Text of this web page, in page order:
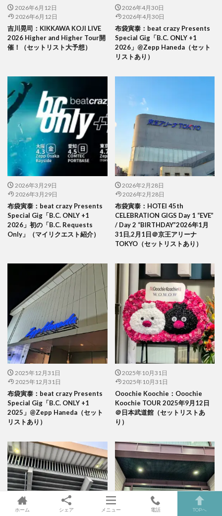
2026年6月12日
2026年6月12日
吉川晃司：KIKKAWA KOJI LIVE
2026 Higher and Higher Tour開
催！（セットリスト大予想）
2026年4月30日
2026年4月30日
布袋寅泰：beat crazy Presents
Special Gig「B.C. ONLY +1
2026」@Zepp Haneda（セット
リストあり）
2026年3月29日
2026年3月29日
布袋寅泰：beat crazy Presents
Special Gig「B.C. ONLY +1
2026」初の「B.C. Requests
Only」（マイリクエスト紹介）
2026年2月28日
2026年2月28日
布袋寅泰：HOTEI 45th
CELEBRATION GIGS Day 1 “EVE”
/ Day 2 “BIRTHDAY”2026年1月
31日,2月1日＠京王アリーナ
TOKYO（セットリストあり）
2025年12月31日
2025年12月31日
布袋寅泰：beat crazy Presents
Special Gig「B.C. ONLY +1
2025」@Zepp Haneda（セット
リストあり）
2025年10月31日
2025年10月31日
Ooochie Koochie：Ooochie
Koochie TOUR 2025年9月12日
＠日本武道館（セットリストあ
り）
ホーム シェア メニュー 電話 TOPへ